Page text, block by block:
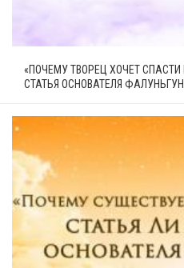
«ПОЧЕМУ ТВОРЕЦ ХОЧЕТ
СТАТЬЯ ОСНОВАТЕЛЯ